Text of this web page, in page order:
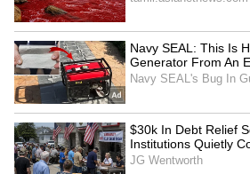
எந்த நேரத்தை தவிர்க்க
ராகுகாலம் : காலை 10.30